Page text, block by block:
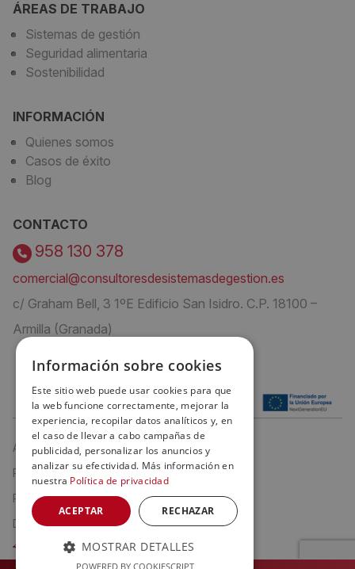
ÁREAS DE TRABAJO
Sistemas de gestión
Seguridad alimentaria
Sostenibilidad
INFORMACIÓN
Quienes somos
Casos de éxito
Blog
CONTACTO
958 130 378
comercial@consultoresdesistemasdegestion.es
c/ Graham Bell, 3 1ºE Edificio San Isidro. C.P. 18100 –
Armilla (Granada)
Aviso Legal
Política de privacidad
Política de cookies
Declaración de Accesibilidad
Información sobre cookies
Este sitio web puede usar cookies para que
la web funcione correctamente, mejorar la
experiencia, recopilar datos analíticos y, en
el caso de llevar a cabo campañas de
publicidad, personalizar los anuncios y
analizar su efectividad. Más información en
nuestra Política de privacidad
ACEPTAR RECHAZAR
MOSTRAR DETALLES
POWERED BY COOKIESCRIPT